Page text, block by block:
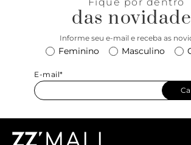
é: como você vai atravessar a estação sem
Fique por dentro
das
Informe seu e-mail e receba as
Feminino Masculino
E-mail*